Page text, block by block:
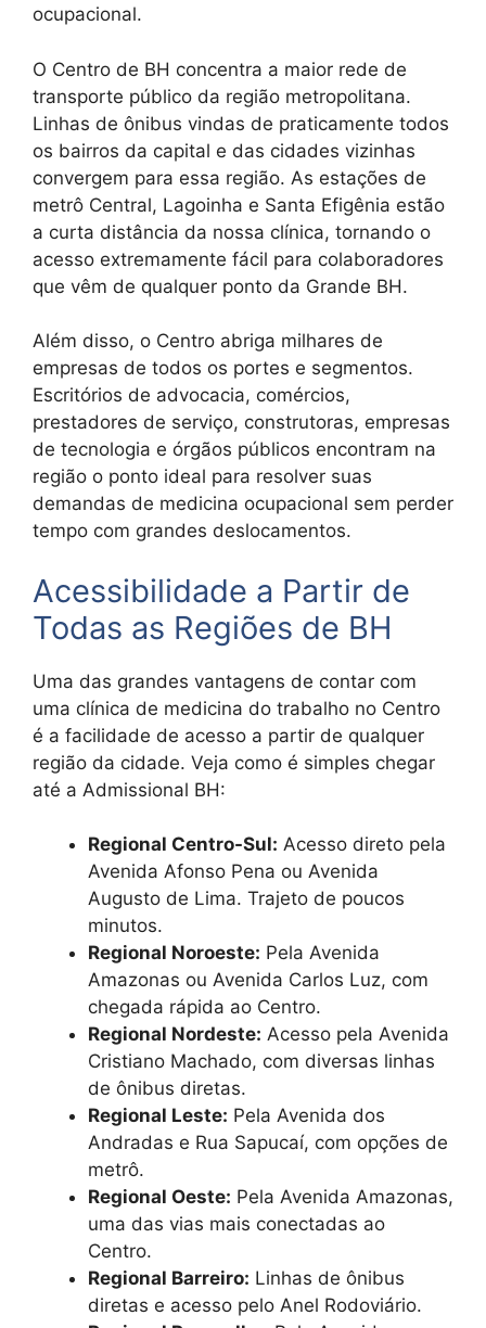
ocupacional.
O Centro de BH concentra a maior rede de
transporte público da região metropolitana.
Linhas de ônibus vindas de praticamente todos
os bairros da capital e das cidades vizinhas
convergem para essa região. As estações de
metrô Central, Lagoinha e Santa Efigênia estão
a curta distância da nossa clínica, tornando o
acesso extremamente fácil para colaboradores
que vêm de qualquer ponto da Grande BH.
Além disso, o Centro abriga milhares de
empresas de todos os portes e segmentos.
Escritórios de advocacia, comércios,
prestadores de serviço, construtoras, empresas
de tecnologia e órgãos públicos encontram na
região o ponto ideal para resolver suas
demandas de medicina ocupacional sem perder
tempo com grandes deslocamentos.
Acessibilidade a Partir de
Todas as Regiões de BH
Uma das grandes vantagens de contar com
uma clínica de medicina do trabalho no Centro
é a facilidade de acesso a partir de qualquer
região da cidade. Veja como é simples chegar
até a Admissional BH:
Regional Centro-Sul: Acesso direto pela
Avenida Afonso Pena ou Avenida
Augusto de Lima. Trajeto de poucos
minutos.
Regional Noroeste: Pela Avenida
Amazonas ou Avenida Carlos Luz, com
chegada rápida ao Centro.
Regional Nordeste: Acesso pela Avenida
Cristiano Machado, com diversas linhas
de ônibus diretas.
Regional Leste: Pela Avenida dos
Andradas e Rua Sapucaí, com opções de
metrô.
Regional Oeste: Pela Avenida Amazonas,
uma das vias mais conectadas ao
Centro.
Regional Barreiro: Linhas de ônibus
diretas e acesso pelo Anel Rodoviário.